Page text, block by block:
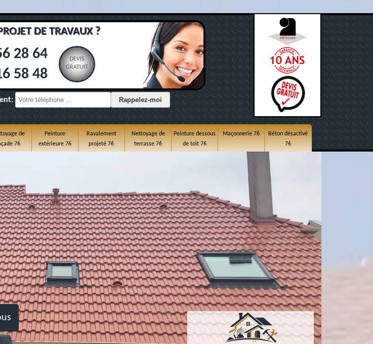
DE TRAVAUX ?
28 64
58 48
DEVIS
GRATUIT
de
76
Peinture
extérieure 76
Ravalement
projeté 76
Nettoyage de
terrasse 76
Peinture dessous
de toit 76
Maçonnerie 76
Béton désactivé
76